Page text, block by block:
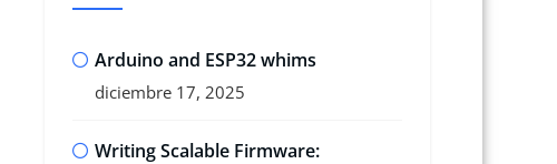
Arduino and ESP32 whims
diciembre 17, 2025
Writing Scalable Firmware: